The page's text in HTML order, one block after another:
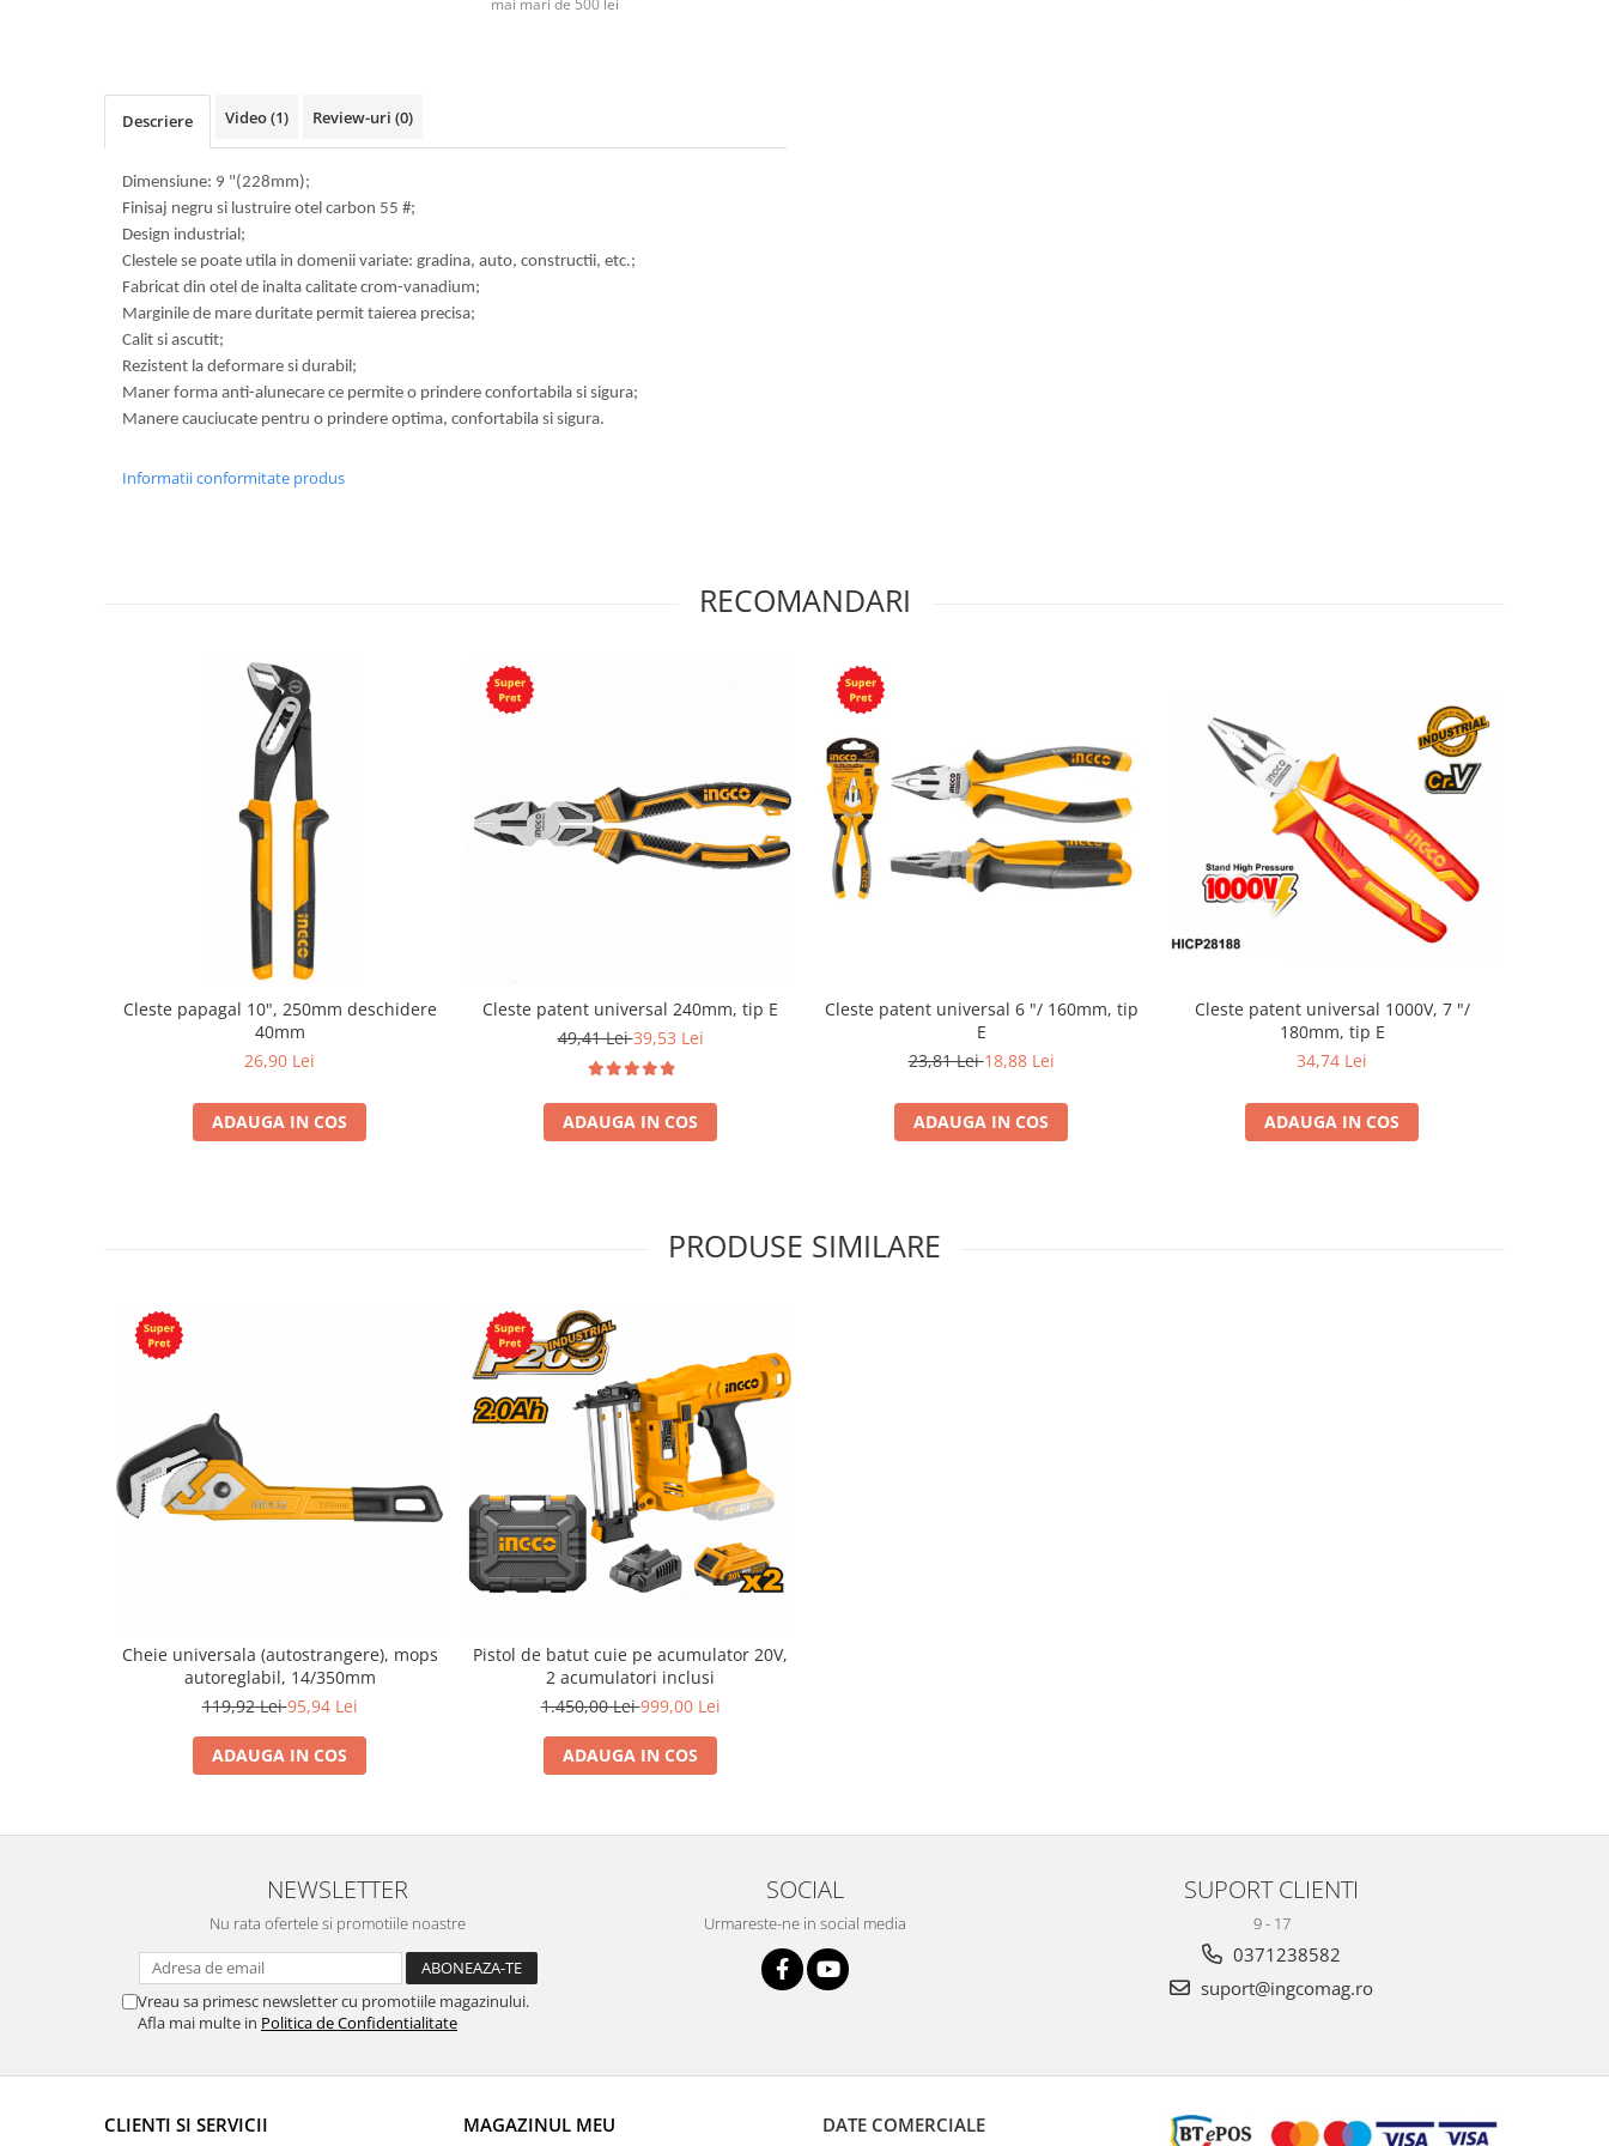
mai mari de 500 lei
Descriere Video(1) Review-uri (0)
Dimensiune: 9 "(228mm);
Finisaj negru si lustruire otel carbon 55 #;
Design industrial;
Clestele se poate utila in domenii variate: gradina, auto, constructii, etc.;
Fabricat din otel de inalta calitate crom-vanadium;
Marginile de mare duritate permit taierea precisa;
Calit si ascutit;
Rezistent la deformare si durabil;
Maner forma anti-alunecare ce permite o prindere confortabila si sigura;
Manere cauciucate pentru o prindere optima, confortabila si sigura.
Informatii conformitate produs
RECOMANDARI
Cleste papagal 10", 250mm deschidere
40mm
26,90 Lei
ADAUGA IN COS
Cleste patent universal 240mm, tip E
49,41 Lei39,53 Lei
ADAUGA IN COS
Cleste patent universal 6 "/ 160mm, tip
E
23,81 Lei18,88 Lei
ADAUGA IN COS
Cleste patent universal 1000V, 7 "/
180mm, tip E
34,74 Lei
ADAUGA IN COS
PRODUSE SIMILARE
Cheie universala (autostrangere), mops
autoreglabil, 14/350mm
119,92 Lei95,94 Lei
ADAUGA IN COS
Pistol de batut cuie pe acumulator 20V,
2 acumulatori inclusi
1.450,00 Lei999,00 Lei
ADAUGA IN COS
NEWSLETTER
Nu rata ofertele si promotiile noastre
Vreau sa primesc newsletter cu promotiile magazinului.
Afla mai multe in Politica de Confidentialitate
SOCIAL
Urmareste-ne in social media
SUPORT CLIENTI
9 - 17
0371238582
suport@ingcomag.ro
CLIENTI SI SERVICII MAGAZINUL MEU DATE COMERCIALE